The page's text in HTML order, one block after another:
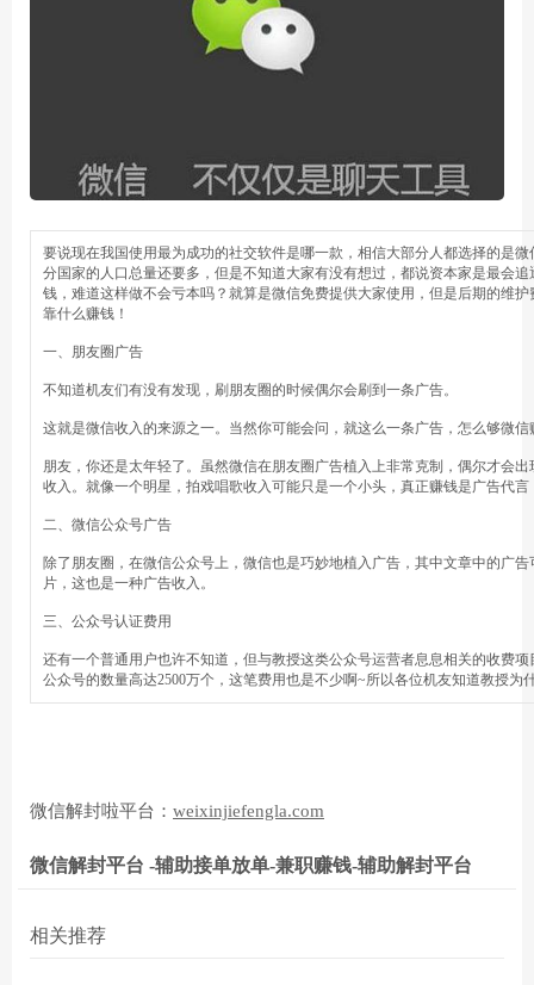
要说现在我国使用最为成功的社交软件是哪一款，相信大部分人都选择的是
分国家的人口总量还要多，但是不知道大家有没有想过，都说资本家是最会
钱，难道这样做不会亏本吗？就算是微信免费提供大家使用，但是后期的维
靠什么赚钱！
一、朋友圈广告
不知道机友们有没有发现，刷朋友圈的时候偶尔会刷到一条广告。
这就是微信收入的来源之一。当然你可能会问，就这么一条广告，怎么够微信
朋友，你还是太年轻了。虽然微信在朋友圈广告植入上非常克制，偶尔才会
收入。就像一个明星，拍戏唱歌收入可能只是一个小头，真正赚钱是广告代
二、微信公众号广告
除了朋友圈，在微信公众号上，微信也是巧妙地植入广告，其中文章中的广
片，这也是一种广告收入。
三、公众号认证费用
还有一个普通用户也许不知道，但与教授这类公众号运营者息息相关的收费
公众号的数量高达2500万个，这笔费用也是不少啊~所以各位机友知道教授为
微信解封啦平台： weixinjiefengla.com
微信解封平台 -辅助接单放单-兼职赚钱-辅助解封平台
相关推荐